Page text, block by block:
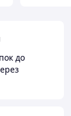
до